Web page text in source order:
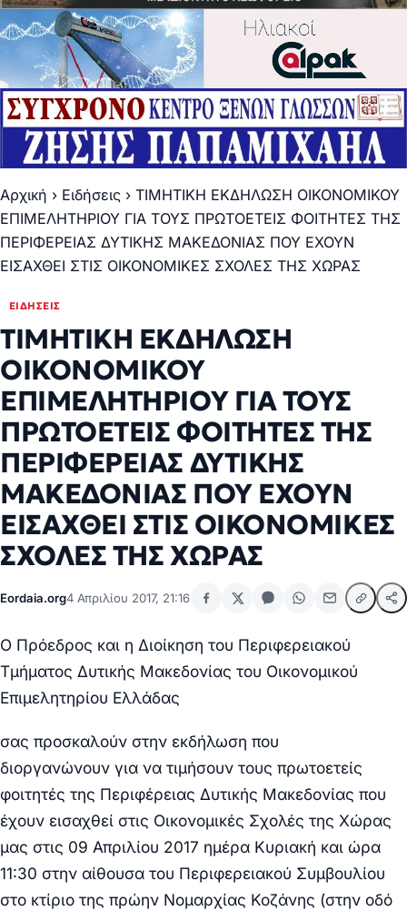
Αρχική › Ειδήσεις › ΤΙΜΗΤΙΚΗ ΕΚΔΗΛΩΣΗ ΟΙΚΟΝΟΜΙΚΟΥ
ΕΠΙΜΕΛΗΤΗΡΙΟΥ ΓΙΑ ΤΟΥΣ ΠΡΩΤΟΕΤΕΙΣ ΦΟΙΤΗΤΕΣ ΤΗΣ
ΠΕΡΙΦΕΡΕΙΑΣ ΔΥΤΙΚΗΣ ΜΑΚΕΔΟΝΙΑΣ ΠΟΥ ΕΧΟΥΝ
ΕΙΣΑΧΘΕΙ ΣΤΙΣ ΟΙΚΟΝΟΜΙΚΕΣ ΣΧΟΛΕΣ ΤΗΣ ΧΩΡΑΣ
ΕΙΔΉΣΕΙΣ
ΤΙΜΗΤΙΚΗ ΕΚΔΗΛΩΣΗ
ΟΙΚΟΝΟΜΙΚΟΥ
ΕΠΙΜΕΛΗΤΗΡΙΟΥ ΓΙΑ ΤΟΥΣ
ΠΡΩΤΟΕΤΕΙΣ ΦΟΙΤΗΤΕΣ ΤΗΣ
ΠΕΡΙΦΕΡΕΙΑΣ ΔΥΤΙΚΗΣ
ΜΑΚΕΔΟΝΙΑΣ ΠΟΥ ΕΧΟΥΝ
ΕΙΣΑΧΘΕΙ ΣΤΙΣ ΟΙΚΟΝΟΜΙΚΕΣ
ΣΧΟΛΕΣ ΤΗΣ ΧΩΡΑΣ
Eordaia.org4 Απριλίου 2017, 21:16
Ο Πρόεδρος και η Διοίκηση του Περιφερειακού
Τμήματος Δυτικής Μακεδονίας του Οικονομικού
Επιμελητηρίου Ελλάδας
σας προσκαλούν στην εκδήλωση που
διοργανώνουν για να τιμήσουν τους πρωτοετείς
φοιτητές της Περιφέρειας Δυτικής Μακεδονίας που
έχουν εισαχθεί στις Οικονομικές Σχολές της Χώρας
μας στις 09 Απριλίου 2017 ημέρα Κυριακή και ώρα
11:30 στην αίθουσα του Περιφερειακού Συμβουλίου
στο κτίριο της πρώην Νομαρχίας Κοζάνης (στην οδό